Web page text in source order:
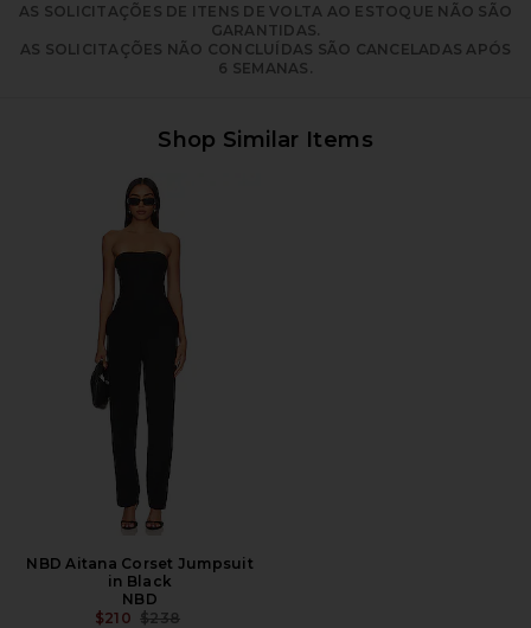
AS SOLICITAÇÕES DE ITENS DE VOLTA AO ESTOQUE NÃO SÃO
GARANTIDAS.
AS SOLICITAÇÕES NÃO CONCLUÍDAS SÃO CANCELADAS APÓS
6 SEMANAS.
Shop Similar Items
NBD Aitana Corset Jumpsuit
in Black
NBD
$210 PREÇO ANTERIOR:
$238